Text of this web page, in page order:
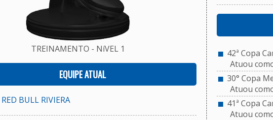
TREINAMENTO - NíVEL 1
EQUIPE ATUAL
RED BULL RIVIERA
42ª Copa
Atuou
30° Copa
Atuou
41ª Copa
Atuou